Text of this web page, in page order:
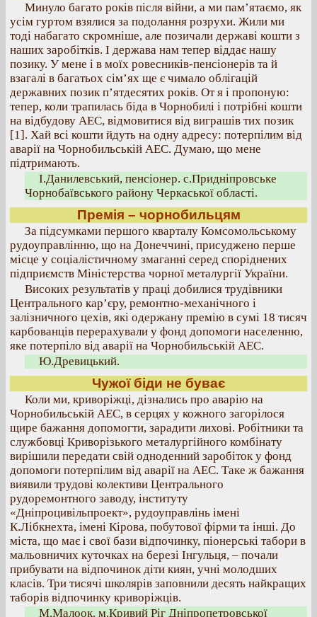
Минуло багато років після війни, а ми пам’ятаємо, як
усім гуртом взялися за подолання розрухи. Жили ми
тоді набагато скромніше, але позичали державі кошти з
наших заробітків. І держава нам тепер віддає нашу
позику. У мене і в моїх ровесників-пенсіонерів та й
взагалі в багатьох сім’ях ще є чимало облігацій
державних позик п’ятдесятих років. От я і пропоную:
тепер, коли трапилась біда в Чорнобилі і потрібні кошти
на відбудову АЕС, відмовитися від виграшів тих позик
[1]. Хай всі кошти йдуть на одну адресу: потерпілим від
аварії на Чорнобильській АЕС. Думаю, що мене
підтримають.
І.Данилевський, пенсіонер. с.Придніпровське
Чорнобаївського району Черкаської області.
Премія – чорнобильцям
За підсумками першого кварталу Комсомольському
рудоуправлінню, що на Донеччині, присуджено перше
місце у соціалістичному змаганні серед споріднених
підприємств Міністерства чорної металургії України.
Високих результатів у праці добилися трудівники
Центрального кар’єру, ремонтно-механічного і
залізничного цехів, які одержану премію в сумі 18 тисяч
карбованців перерахували у фонд допомоги населенню,
яке потерпіло від аварії на Чорнобильській АЕС.
Ю.Древицький.
Чужої біди не буває
Коли ми, криворіжці, дізнались про аварію на
Чорнобильській АЕС, в серцях у кожного загорілося
щире бажання допомогти, зарадити лихові. Робітники та
службовці Криворізького металургійного комбінату
вирішили передати свій одноденний заробіток у фонд
допомоги потерпілим від аварії на АЕС. Таке ж бажання
виявили трудові колективи Центрального
рудоремонтного заводу, інституту
«Дніпроцивільпроект», рудоуправлінь імені
К.Лібкнехта, імені Кірова, побутової фірми та інші. До
міста, що має і свої бази відпочинку, піонерські табори в
мальовничих куточках на березі Інгульця, – почали
прибувати на відпочинок діти киян, учні молодших
класів. Три тисячі школярів заповнили десять найкращих
таборів відпочинку криворіжців.
М.Малоок. м.Кривий Ріг Дніпропетровської